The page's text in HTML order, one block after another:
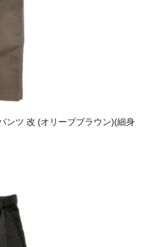
ンツ 改 (オリーブブラウン)(細身